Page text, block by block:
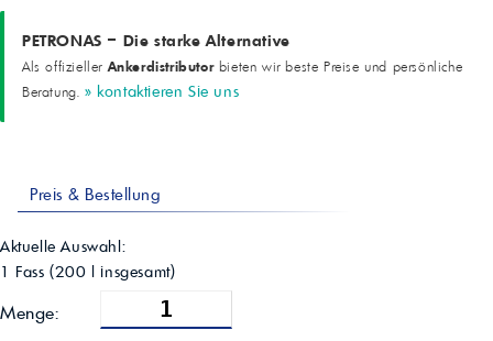
ASTM D 1384 – bestanden
Hartwasserverträglichkeit
Verdünnungsempfehlung
Typisch 50 % Konzentrat / 50 % Wasser (abhängig
Herstellervorgabe)
PETRONAS – Die starke Alternative
Als offiziellerAnkerdistributorbieten wir beste Preise und persönliche
Beratung. » kontaktieren Sie uns
Preis & Bestellung
Aktuelle Auswahl:
1 Fass (200 l insgesamt)
Menge: